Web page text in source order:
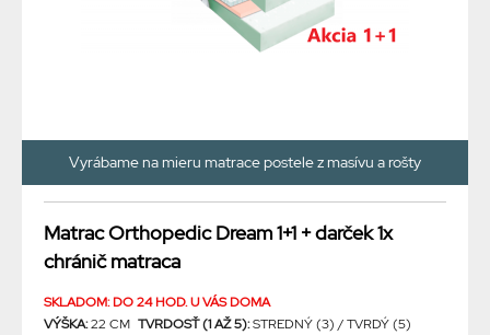
Vyrábame na mieru matrace postele z masívu a rošty
Matrac Orthopedic Dream 1+1 + darček 1x
chránič matraca
SKLADOM: DO 24 HOD. U VÁS DOMA
VÝŠKA:22 CM TVRDOSŤ (1 AŽ 5):STREDNÝ (3) / TVRDÝ (5)